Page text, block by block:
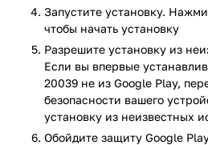
Запустите установку.
чтобы начать установку
Разрешите установку из
Если вы впервые
20039 не из Google Play,
безопасности вашего
установку из неизвестных
Обойдите защиту Google